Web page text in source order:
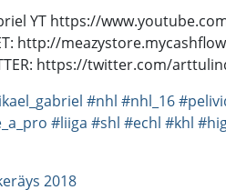
YT https://
http://
https://twitter.com/
#nhl #nhl_16
#liiga #shl #echl #khl
2018